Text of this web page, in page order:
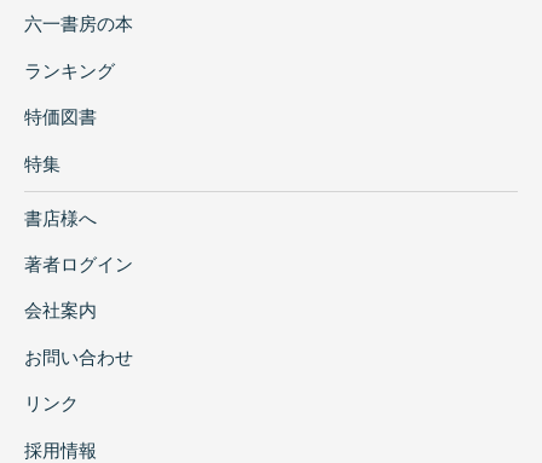
六一書房の本
ランキング
特価図書
特集
書店様へ
著者ログイン
会社案内
お問い合わせ
リンク
採用情報